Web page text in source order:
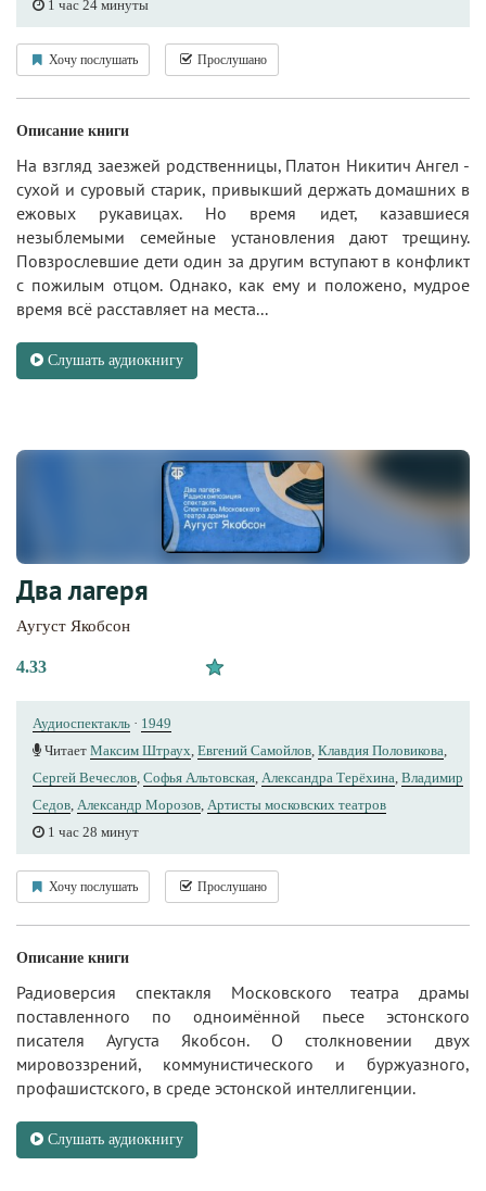
1 час 24 минуты
Хочу послушать Прослушано
Описание книги
На взгляд заезжей родственницы, Платон Никитич Ангел -
сухой и суровый старик, привыкший держать домашних в
ежовых рукавицах. Но время идет, казавшиеся
незыблемыми семейные установления дают трещину.
Повзрослевшие дети один за другим вступают в конфликт
с пожилым отцом. Однако, как ему и положено, мудрое
время всё расставляет на места...
Слушать аудиокнигу
Два лагеря
Аугуст Якобсон
4.33
Аудиоспектакль · 1949
Читает Максим Штраух, Евгений Самойлов, Клавдия Половикова,
Сергей Вечеслов, Софья Альтовская, Александра Терёхина, Владимир
Седов, Александр Морозов, Артисты московских театров
1 час 28 минут
Хочу послушать Прослушано
Описание книги
Радиоверсия спектакля Московского театра драмы
поставленного по одноимённой пьесе эстонского
писателя Аугуста Якобсон. О столкновении двух
мировоззрений, коммунистического и буржуазного,
профашистского, в среде эстонской интеллигенции.
Слушать аудиокнигу